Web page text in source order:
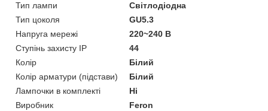
Тип лампи
Світлодіодна
Тип цоколя
GU5.3
Напруга мережі
220~240 В
Ступінь захисту IP
44
Колір
Білий
Колір арматури (підстави)
Білий
Лампочки в комплекті
Ні
Виробник
Feron